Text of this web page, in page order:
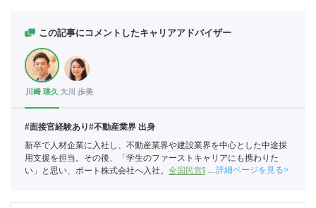
この記事にコメントしたキャリアアドバイザー
川﨑 瑛久 大川 歩美
#面接官経験あり#不動産業界 出身
新卒で人材企業に入社し、不動産業界や建設業界を中心とした中途採
用支援を担当。その後、「学生のファーストキャリアにも携わりた
い」と思い、ポート株式会社へ入社。 全国民営職業紹介事業協会職業
詳細ページを見る